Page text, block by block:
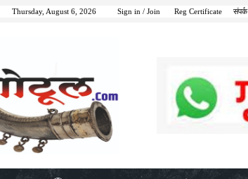
Thursday, August 6, 2026 Sign in / Join Reg Certificate संपर्क